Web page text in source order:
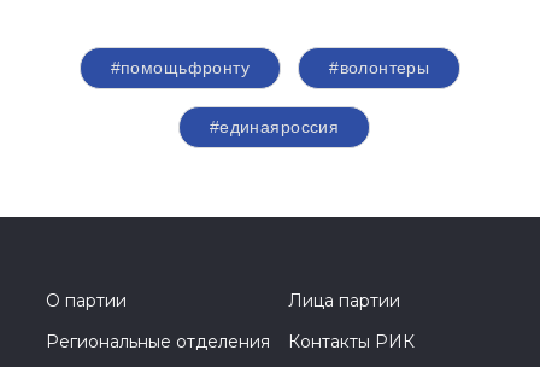
#помощьфронту #волонтеры
#единаяроссия
О партии
Лица партии
Региональные отделения
Контакты РИК